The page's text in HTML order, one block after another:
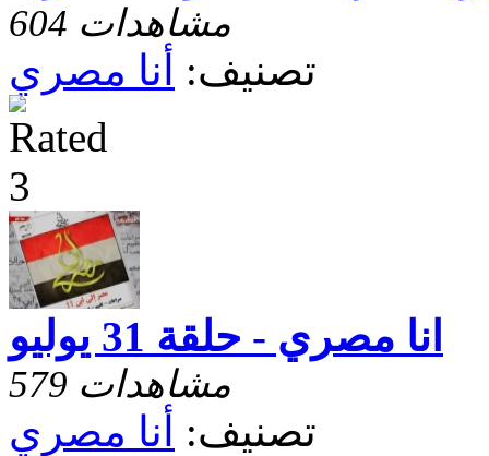
604 مشاهدات
تصنيف: أنا مصري
انا مصري - حلقة 31 يوليو
579 مشاهدات
تصنيف: أنا مصري